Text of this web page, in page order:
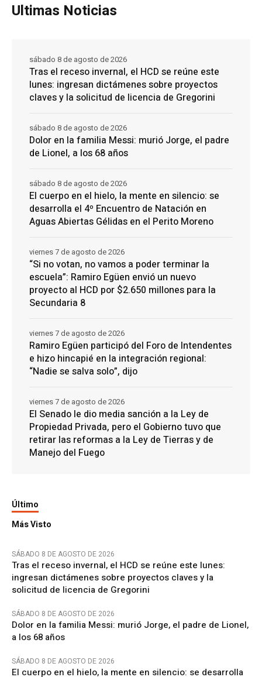
Ultimas Noticias
Tras el receso invernal, el HCD se reúne este
lunes: ingresan dictámenes sobre proyectos
claves y la solicitud de licencia de Gregorini
sábado 8 de agosto de 2026
Dolor en la familia Messi: murió Jorge, el padre
de Lionel, a los 68 años
sábado 8 de agosto de 2026
El cuerpo en el hielo, la mente en silencio: se
desarrolla el 4º Encuentro de Natación en
Aguas Abiertas Gélidas en el Perito Moreno
sábado 8 de agosto de 2026
“Si no votan, no vamos a poder terminar la
escuela”: Ramiro Egüen envió un nuevo
proyecto al HCD por $2.650 millones para la
Secundaria 8
viernes 7 de agosto de 2026
Ramiro Egüen participó del Foro de Intendentes
e hizo hincapié en la integración regional:
“Nadie se salva solo”, dijo
viernes 7 de agosto de 2026
El Senado le dio media sanción a la Ley de
Propiedad Privada, pero el Gobierno tuvo que
retirar las reformas a la Ley de Tierras y de
Manejo del Fuego
viernes 7 de agosto de 2026
Último
Más Visto
SÁBADO 8 DE AGOSTO DE 2026
Tras el receso invernal, el HCD se reúne este lunes:
ingresan dictámenes sobre proyectos claves y la
solicitud de licencia de Gregorini
SÁBADO 8 DE AGOSTO DE 2026
Dolor en la familia Messi: murió Jorge, el padre de Lionel,
a los 68 años
SÁBADO 8 DE AGOSTO DE 2026
El cuerpo en el hielo, la mente en silencio: se desarrolla